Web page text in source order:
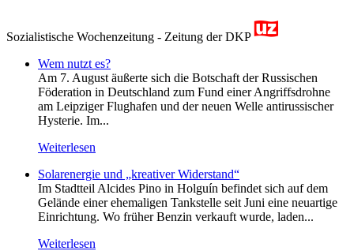
Sozialistische Wochenzeitung - Zeitung der DKP
Wem nutzt es?
Am 7. August äußerte sich die Botschaft der Russischen
Föderation in Deutschland zum Fund einer Angriffsdrohne
am Leipziger Flughafen und der neuen Welle antirussischer
Hysterie. Im...
Weiterlesen
Solarenergie und „kreativer Widerstand“
Im Stadtteil Alcides Pino in Holguín befindet sich auf dem
Gelände einer ehemaligen Tankstelle seit Juni eine neuartige
Einrichtung. Wo früher Benzin verkauft wurde, laden...
Weiterlesen